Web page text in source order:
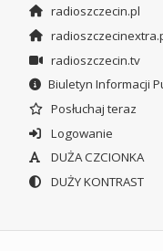
radioszczecin.pl
radioszczecin.tv
Biuletyn Informacji
Posłuchaj teraz
Logowanie
DUŻA CZCIONKA
DUŻY KONTRAST